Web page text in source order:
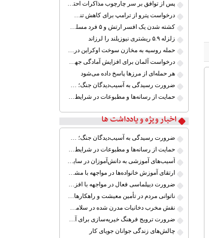
پس از توافق بر سر چارچوب مذاکرات احتمالی، حمله به ایران را لغو کردم
درخواست پترو از ترامپ برای کاهش تنش با کوبا؛ «اکنون زمان گفت‌وگو است»
کشته شدن یک افسر ارتش و ۵ فرد مسلح در پاکستان
زلزله ۵.۹ ریشتری نیوزیلند را لرزاند
حمله روسیه به مخازن سوخت اوکراین در بندر اودسا
درخواست آلمان برای افزایش آمادگی جهت حفاظت از مرزهای اتحادیه اروپا
هر حمله‌ای از مرزها پاسخ داده می‌شود
ضرورت رسیدگی به آسیب‌دیدگان جنگ؛ حمایت از کارگران و خانواده‌ها
حمایت از رسانه‌ها و مطبوعات در شرایط جنگی
اخبار ویژه و یادداشت ها
ضرورت رسیدگی به آسیب‌دیدگان جنگ؛ حمایت از کارگران و خانواده‌ها
حمایت از رسانه‌ها و مطبوعات در شرایط جنگی
آسیب‌های آموزشی به دانش‌آموزان در سایه ابهام بازگشایی مدارس
ارتقای آموزش خانواده‌ها در مواجهه با مشکلات خاص
ضرورت دیپلماسی فعال در مواجهه با افزایش تنش‌های نظامی میان ایران و آمریکا
ناتوانی مردم در تأمین معیشت و راهکارهای کم اثر
نقش مخرب دخانیات مدرن شده در سلامت جوانان
ضرورت ترویج فرهنگ خیریه‌سازی برای آموزش کودکان کم برخوردار ایران
چالش‌های زندگی جوانان جویای کار